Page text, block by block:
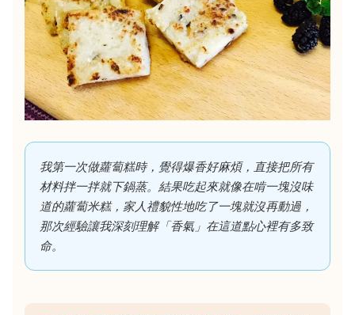
我第一次做蘿蔔糕時，覺得爆香好麻煩，直接把所有
材料拌一拌就下鍋蒸。結果吃起來就像在啃一塊沒味
道的蘿蔔米糕，家人禮貌性地吃了一塊就沒再動過，
那次經驗讓我深刻理解「香氣」在這道點心裡有多致
命。